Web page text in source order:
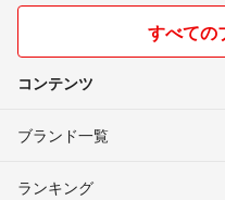
すべての
コンテンツ
ブランド一覧
ランキング